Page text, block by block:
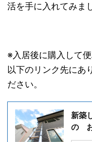
活を手に入れてみま
※入居後に購入して
以下のリンク先にあ
ださい。
新築
の お